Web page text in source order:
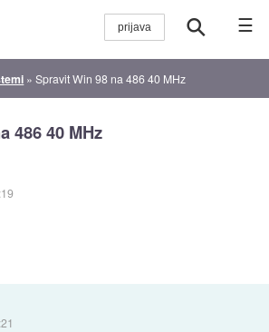
☰
»Spravit Win 98 na 486 40 MHz
486 40 MHz